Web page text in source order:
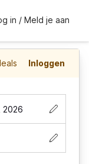
in / Meld je aan
Inloggen
2026